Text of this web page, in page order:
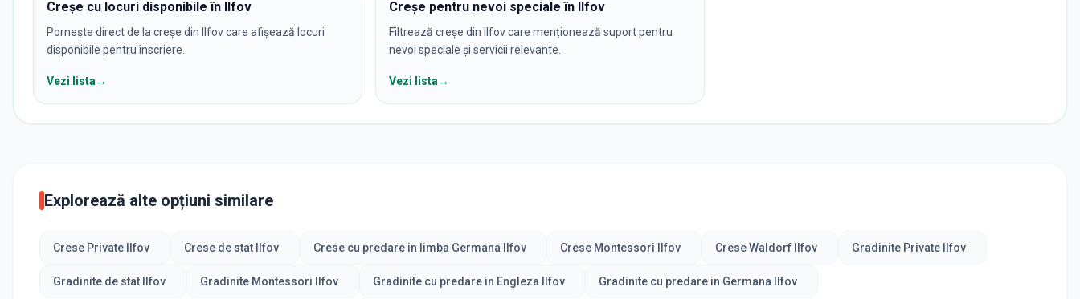
Creșe cu locuri disponibile în Ilfov
Pornește direct de la creșe din Ilfov care afișează locuri
disponibile pentru înscriere.
Vezi lista→
Creșe pentru nevoi speciale în Ilfov
Filtrează creșe din Ilfov care menționează suport pentru
nevoi speciale și servicii relevante.
Vezi lista→
Explorează alte opțiuni similare
Crese Private Ilfov Crese de stat Ilfov Crese cu predare in limba Germana Ilfov Crese Montessori Ilfov Crese Waldorf Ilfov Gradinite Private Ilfov
Gradinite de stat Ilfov Gradinite Montessori Ilfov Gradinite cu predare in Engleza Ilfov Gradinite cu predare in Germana Ilfov